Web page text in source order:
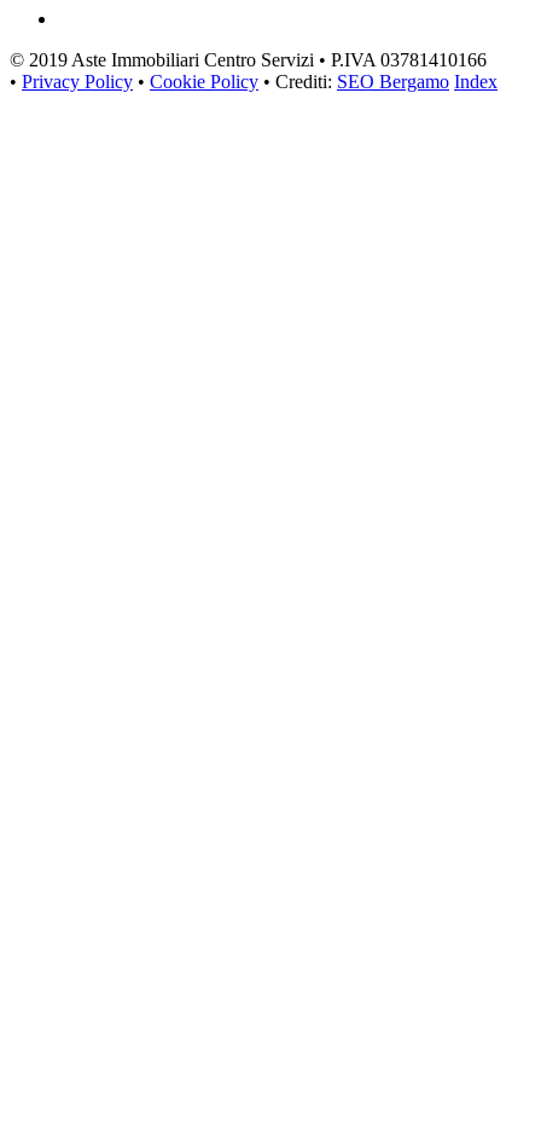
© 2019 Aste Immobiliari Centro Servizi • P.IVA 03781410166
• Privacy Policy • Cookie Policy • Crediti: SEO Bergamo Index